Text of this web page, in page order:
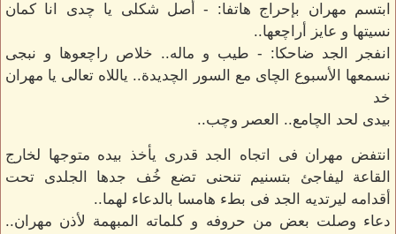
ابتسم مهران بإحراج هاتفا: - أصل شكلى يا چدى انا كمان
نسيتها و عايز أراچعها..
انفجر الجد ضاحكا: - طيب و ماله.. خلاص راچعوها و نبجى
نسمعها الأسبوع الچاى مع السور الچديدة.. ياللاه تعالى يا مهران
خد
بيدى لحد الچامع.. العصر وچب..
انتفض مهران فى اتجاه الجد قدرى يأخذ بيده متوجها لخارج
القاعة ليفاجئ بتسنيم تنحنى تضع خُف جدها الجلدى تحت
أقدامه ليرتديه الجد فى بطء هامسا بالدعاء لهما..
دعاء وصلت بعض من حروفه و كلماته المبهمة لأذن مهران..